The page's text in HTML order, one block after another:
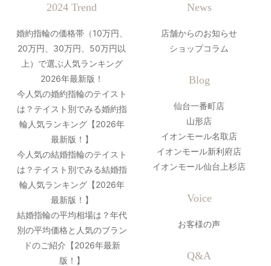
2024 Trend
婚約指輪の価格帯（10万円、
20万円、30万円、50万円以
上）で選ぶ人気ランキング
2026年最新版！
今人気の婚約指輪のテイスト
は？テイスト別でみる婚約指
輪人気ランキング【2026年
最新版！】
今人気の結婚指輪のテイスト
は？テイスト別でみる結婚指
輪人気ランキング【2026年
最新版！】
結婚指輪の平均相場は？年代
別の平均価格と人気のブラン
ドのご紹介【2026年最新
版！】
News
店舗からのお知らせ
ショップコラム
Blog
仙台一番町店
山形店
イオンモール名取店
イオンモール新利府店
イオンモール仙台上杉店
Voice
お客様の声
Q&A